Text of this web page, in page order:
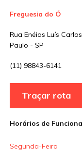
Site
Sua avaliação
Freguesia do Ó
Rua Enéias Luís
Paulo - SP
(11) 98843-6141
Traçar rota
Horários de
Segunda-Feira